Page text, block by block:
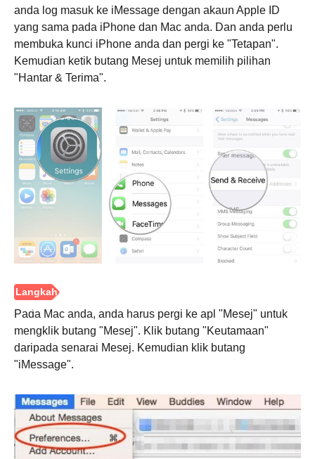
Langkah
1.
anda log masuk ke iMessage dengan akaun Apple ID
yang sama pada iPhone dan Mac anda. Dan anda perlu
membuka kunci iPhone anda dan pergi ke "Tetapan".
Kemudian ketik butang Mesej untuk memilih pilihan
"Hantar & Terima".
Pada Mac anda, anda harus pergi ke apl "Mesej" untuk
mengklik butang "Mesej". Klik butang "Keutamaan"
daripada senarai Mesej. Kemudian klik butang
"iMessage".